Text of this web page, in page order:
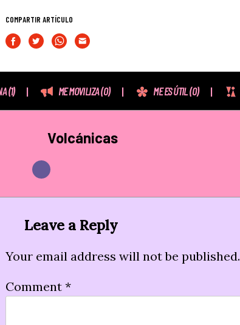
COMPARTIR ARTÍCULO
(1) ME MOVILIZA(0) ME ES ÚTIL(0)
Volcánicas
Leave a Reply
Your email address will not be published.
Comment *